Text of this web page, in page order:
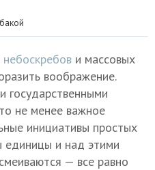
и массовых
воображение.
государственными
не менее важное
инициативы простых
единицы и над этими
— все равно